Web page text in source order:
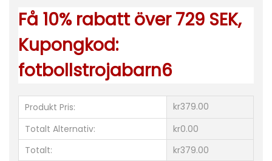
r
k
e
o
r
t
a
Få 10% rabatt över 729 SEK,
Kupongkod:
fotbollstrojabarn6
Produkt Pris:
kr379.00
Totalt Alternativ:
kr0.00
Totalt:
kr379.00